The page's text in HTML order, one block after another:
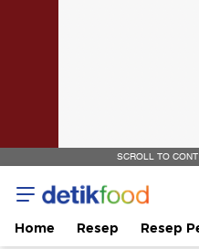
SCROLL TO
Home Resep Resep